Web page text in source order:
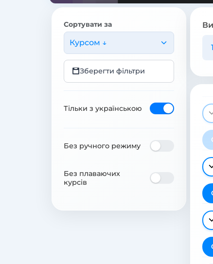
Сортувати за
Курсом ↓
Зберегти фільтри
Тільки з українською
Без ручного режиму
Без плаваючих
курсів